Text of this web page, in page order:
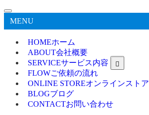
MENU
HOMEホーム
ABOUT会社概要
SERVICEサービス内容
FLOWご依頼の流れ
ONLINE STOREオンラインストア
BLOGブログ
CONTACTお問い合わせ